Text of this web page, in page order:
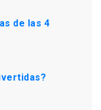
de las 4